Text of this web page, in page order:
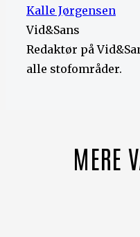
Kalle Jørgensen
Vid&Sans
Redaktør på
alle stofområder.
MERE